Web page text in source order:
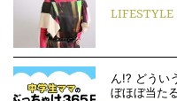
LIFESTYLE
ん!? どうい
ぼほぼ当た